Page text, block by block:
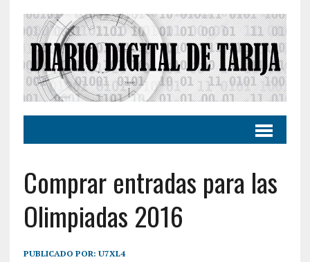
Comprar entradas para las
Olimpiadas 2016
PUBLICADO POR: U7XL4